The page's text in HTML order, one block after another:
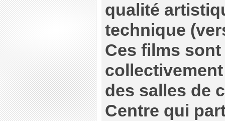
qualité
technique
Ces films
des salles de
Centre qui